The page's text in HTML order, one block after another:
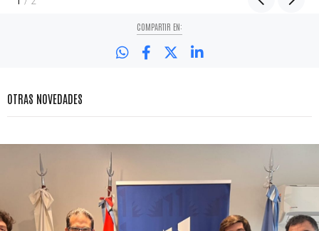
COMPARTIR EN:
OTRAS NOVEDADES